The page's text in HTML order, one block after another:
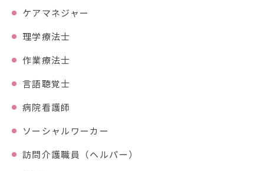
ケアマネジャー
理学療法士
作業療法士
言語聴覚士
病院看護師
ソーシャルワーカー
訪問介護職員（ヘルパー）